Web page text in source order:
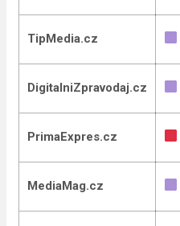
TipMedia.cz
DigitalniZpravodaj.cz
PrimaExpres.cz
MediaMag.cz